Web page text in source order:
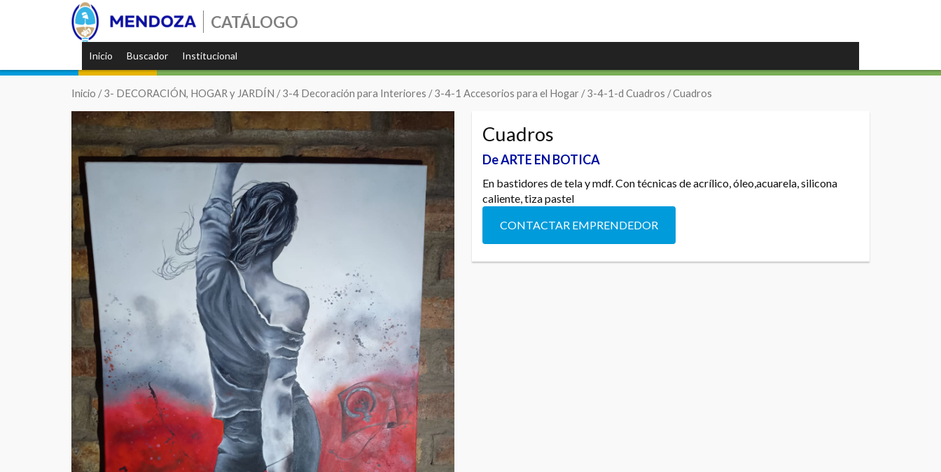
CATÁLOGO
Inicio Buscador Institucional
Inicio /3- DECORACIÓN, HOGAR y JARDÍN /3-4 Decoración para Interiores /3-4-1 Accesorios para el Hogar /3-4-1-d Cuadros / Cuadros
Cuadros
De ARTE EN BOTICA
En bastidores de tela y mdf. Con técnicas de acrílico, óleo,acuarela, silicona
caliente, tiza pastel
CONTACTAR EMPRENDEDOR